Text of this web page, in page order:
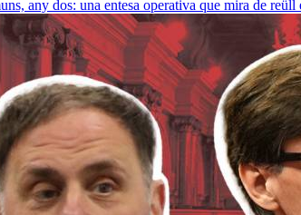
any dos: una entesa operativa que mira de reüll